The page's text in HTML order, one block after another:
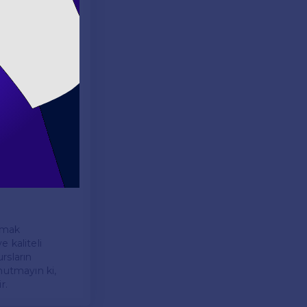
fikir
hakkında
en uygun
fazla
sınav
kaliteli
ki,